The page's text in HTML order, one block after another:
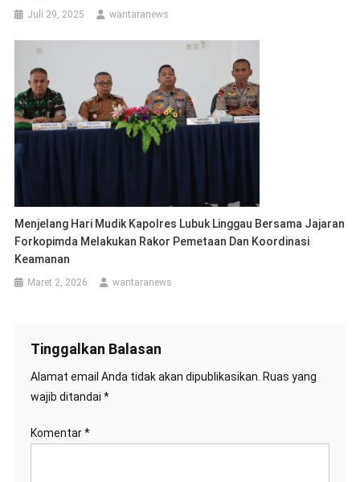
Juli 29, 2025 wantaranews
Menjelang Hari Mudik Kapolres Lubuk Linggau Bersama Jajaran
Forkopimda Melakukan Rakor Pemetaan Dan Koordinasi
Keamanan
Maret 2, 2026 wantaranews
Tinggalkan Balasan
Alamat email Anda tidak akan dipublikasikan. Ruas yang
wajib ditandai *
Komentar*